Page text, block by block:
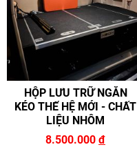
HỘP LƯU TRỮ NGĂN
KÉO THẾ HỆ MỚI - CHẤT
LIỆU NHÔM
8.500.000 đ